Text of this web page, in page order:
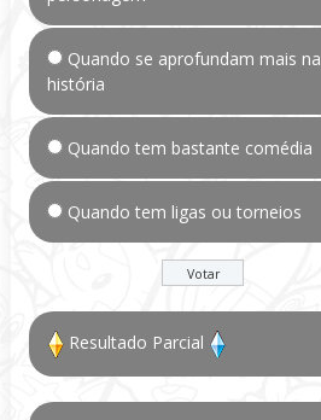
Quando se aprofundam mais na
história
Quando tem bastante comédia
Quando tem ligas ou torneios
Resultado Parcial